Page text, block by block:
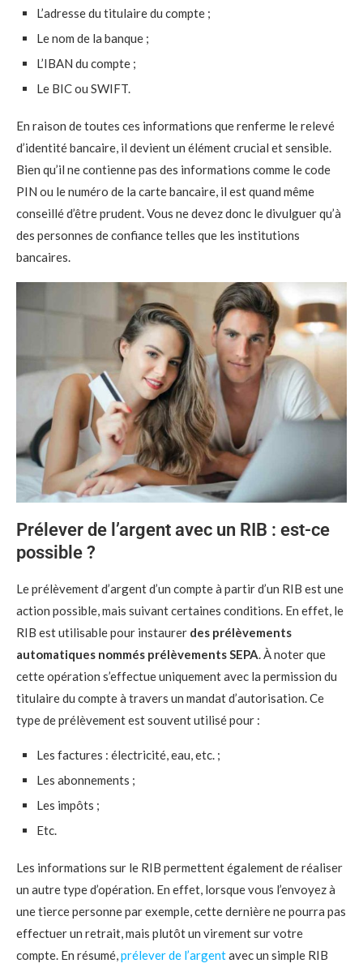
L’adresse du titulaire du compte ;
Le nom de la banque ;
L’IBAN du compte ;
Le BIC ou SWIFT.
En raison de toutes ces informations que renferme le relevé
d’identité bancaire, il devient un élément crucial et sensible.
Bien qu’il ne contienne pas des informations comme le code
PIN ou le numéro de la carte bancaire, il est quand même
conseillé d’être prudent. Vous ne devez donc le divulguer qu’à
des personnes de confiance telles que les institutions
bancaires.
Prélever de l’argent avec un RIB : est-ce
possible ?
Le prélèvement d’argent d’un compte à partir d’un RIB est une
action possible, mais suivant certaines conditions. En effet, le
RIB est utilisable pour instaurer des prélèvements
automatiques nommés prélèvements SEPA. À noter que
cette opération s’effectue uniquement avec la permission du
titulaire du compte à travers un mandat d’autorisation. Ce
type de prélèvement est souvent utilisé pour :
Les factures : électricité, eau, etc. ;
Les abonnements ;
Les impôts ;
Etc.
Les informations sur le RIB permettent également de réaliser
un autre type d’opération. En effet, lorsque vous l’envoyez à
une tierce personne par exemple, cette dernière ne pourra pas
effectuer un retrait, mais plutôt un virement sur votre
compte. En résumé,prélever de l’argentavec un simple RIB